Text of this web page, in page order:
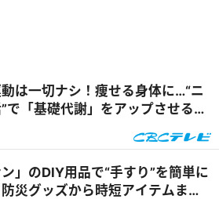
は一切ナシ！痩せる身体に…“ニ
で「基礎代謝」をアップさせる方
ン」のDIY用品で“手すり”を簡単に
災グッズから時短アイテムま